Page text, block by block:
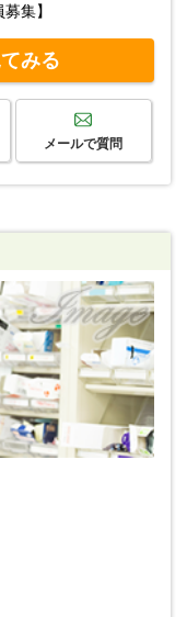
集】
みる
メールで質問